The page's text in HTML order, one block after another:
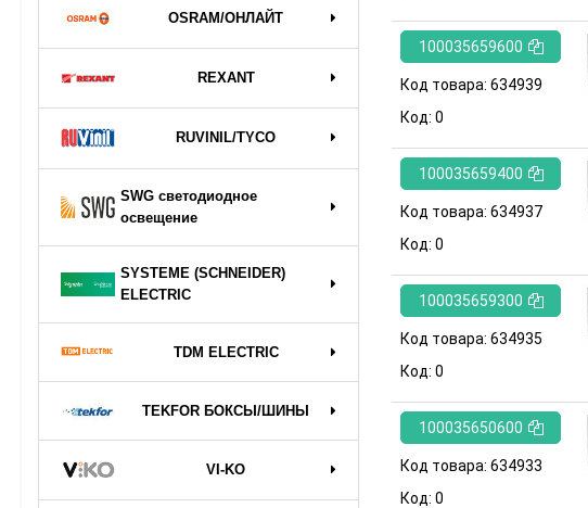
OSRAM/ОНЛАЙТ
REXANT
RUVINIL/TYCO
SWG светодиодное
освещение
SYSTEME (SCHNEIDER)
ELECTRIC
TDM ELECTRIC
TEKFOR БОКСЫ/ШИНЫ
VI-KO
100035659600
Код товара: 634939
Код: 0
100035659400
Код товара: 634937
Код: 0
100035659300
Код товара: 634935
Код: 0
100035650600
Код товара: 634933
Код: 0